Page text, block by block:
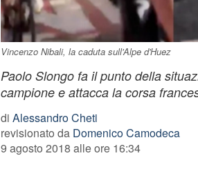
Vincenzo Nibali, la caduta sull'Alpe d'Huez
Paolo Slongo fa il punto della
campione e attacca la corsa
di Alessandro Cheti
revisionato da Domenico Camodeca
9 agosto 2018 alle ore 16:34